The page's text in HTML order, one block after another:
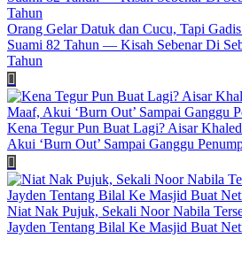
Orang Gelar Datuk dan Cucu, Tapi
Suami 82 Tahun — Kisah Sebenar Di
Tahun
Kena Tegur Pun Buat Lagi? Aisar
Akui ‘Burn Out’ Sampai Ganggu
Niat Nak Pujuk, Sekali Noor Nabila
Jayden Tentang Bilal Ke Masjid Buat